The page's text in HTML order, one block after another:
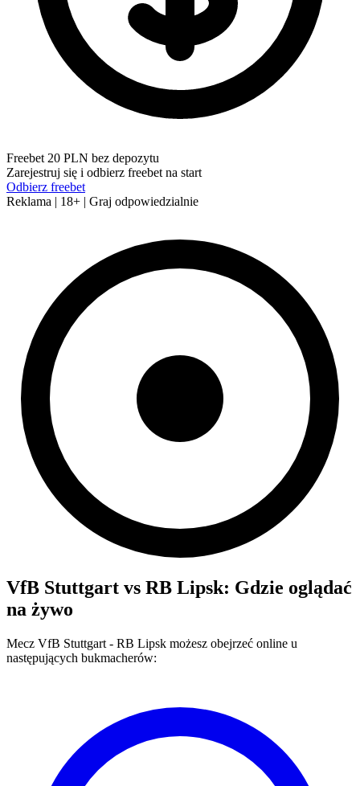
Freebet 20 PLN bez depozytu
Zarejestruj się i odbierz freebet na start
Odbierz freebet
Reklama | 18+ | Graj odpowiedzialnie
VfB Stuttgart vs RB Lipsk: Gdzie oglądać
na żywo
Mecz VfB Stuttgart - RB Lipsk możesz obejrzeć online u
następujących bukmacherów: